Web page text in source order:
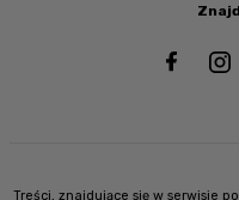
Treści, znajdujące się w serwisie